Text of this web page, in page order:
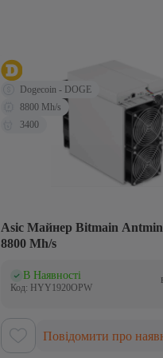
Аsic Майнер Bitmain
8800 Mh/s
Dogecoin - DOGE
8800 Mh/s
3400
В Наявності
(0)
Код: HYY1920OPW
Повідомити про